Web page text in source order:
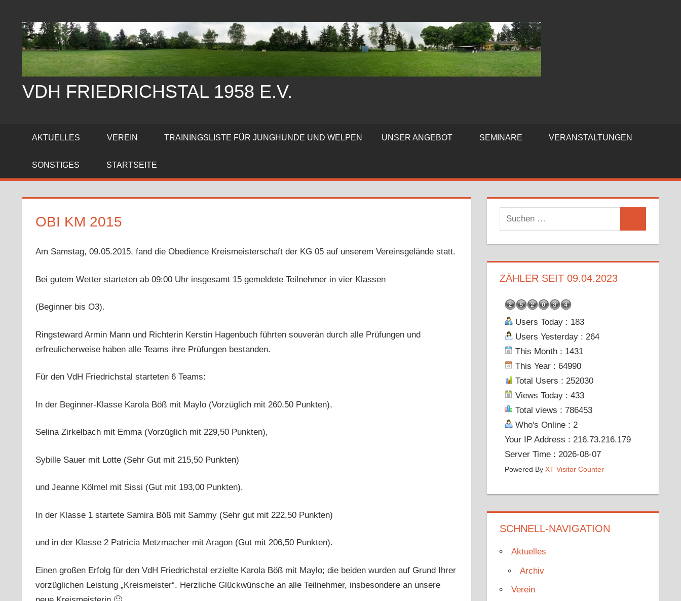
springen
VDH FRIEDRICHSTAL 1958 E.V.
der
Friedrichstal
stellt
AKTUELLES VEREIN TRAININGSLISTE FÜR JUNGHUNDE UND WELPEN UNSER ANGEBOT SEMINARE VERANSTALTUNGEN
SONSTIGES STARTSEITE
OBI KM 2015
Am Samstag, 09.05.2015, fand die Obedience Kreismeisterschaft der KG 05 auf unserem Vereinsgelände statt.
Bei gutem Wetter starteten ab 09:00 Uhr insgesamt 15 gemeldete Teilnehmer in vier Klassen
(Beginner bis O3).
Ringsteward Armin Mann und Richterin Kerstin Hagenbuch führten souverän durch alle Prüfungen und
erfreulicherweise haben alle Teams ihre Prüfungen bestanden.
Für den VdH Friedrichstal starteten 6 Teams:
In der Beginner-Klasse Karola Böß mit Maylo (Vorzüglich mit 260,50 Punkten),
Selina Zirkelbach mit Emma (Vorzüglich mit 229,50 Punkten),
Sybille Sauer mit Lotte (Sehr Gut mit 215,50 Punkten)
und Jeanne Kölmel mit Sissi (Gut mit 193,00 Punkten).
In der Klasse 1 startete Samira Böß mit Sammy (Sehr gut mit 222,50 Punkten)
und in der Klasse 2 Patricia Metzmacher mit Aragon (Gut mit 206,50 Punkten).
Einen großen Erfolg für den VdH Friedrichstal erzielte Karola Böß mit Maylo; die beiden wurden auf Grund Ihrer
vorzüglichen Leistung „Kreismeister“. Herzliche Glückwünsche an alle Teilnehmer, insbesondere an unsere
Suchen
nach:
ZÄHLER SEIT 09.04.2023
Users Today : 183
Users Yesterday : 264
This Month : 1431
This Year : 64990
Total Users : 252030
Views Today : 433
Total views : 786453
Who's Online : 2
Your IP Address : 216.73.216.179
Server Time : 2026-08-07
Powered ByXT Visitor Counter
SCHNELL-NAVIGATION
Aktuelles
Archiv
Verein